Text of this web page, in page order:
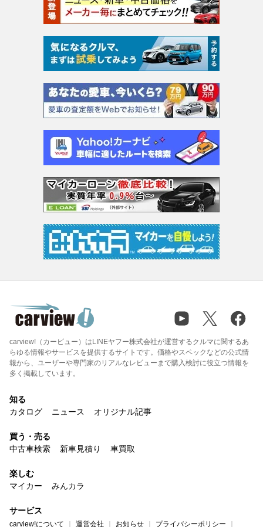
carview!（カービュー）はLINEヤフー株式会社が運営するクルマに関するあ
らゆる情報やサービスを提供するサイトです。価格やスペックなどの公式情
報から、ユーザーや専門家のリアルなレビューまで購入検討に役立つ情報を
多く掲載しています。
知る
カタログ
ニュース オリジナル記事
買う・売る
中古車検索
新車見積り 車買取
楽しむ
マイカー
みんカラ
サービス
carview!について 運営会社 お知らせ プライバシーポリシー